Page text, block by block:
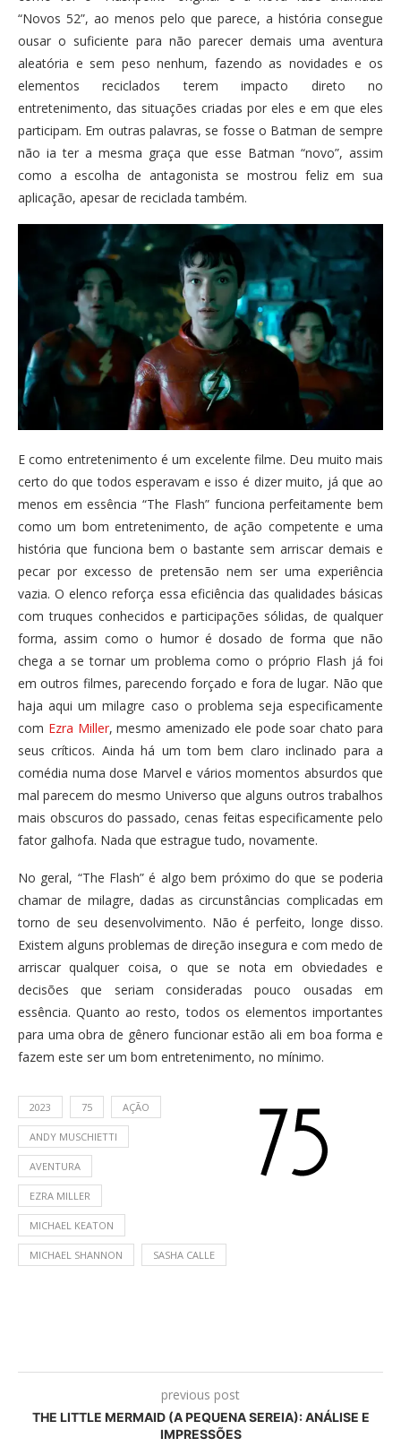
“Novos 52”, ao menos pelo que parece, a história consegue
ousar o suficiente para não parecer demais uma aventura
aleatória e sem peso nenhum, fazendo as novidades e os
elementos reciclados terem impacto direto no
entretenimento, das situações criadas por eles e em que eles
participam. Em outras palavras, se fosse o Batman de sempre
não ia ter a mesma graça que esse Batman “novo”, assim
como a escolha de antagonista se mostrou feliz em sua
aplicação, apesar de reciclada também.
E como entretenimento é um excelente filme. Deu muito mais
certo do que todos esperavam e isso é dizer muito, já que ao
menos em essência “The Flash” funciona perfeitamente bem
como um bom entretenimento, de ação competente e uma
história que funciona bem o bastante sem arriscar demais e
pecar por excesso de pretensão nem ser uma experiência
vazia. O elenco reforça essa eficiência das qualidades básicas
com truques conhecidos e participações sólidas, de qualquer
forma, assim como o humor é dosado de forma que não
chega a se tornar um problema como o próprio Flash já foi
em outros filmes, parecendo forçado e fora de lugar. Não que
haja aqui um milagre caso o problema seja especificamente
com Ezra Miller, mesmo amenizado ele pode soar chato para
seus críticos. Ainda há um tom bem claro inclinado para a
comédia numa dose Marvel e vários momentos absurdos que
mal parecem do mesmo Universo que alguns outros trabalhos
mais obscuros do passado, cenas feitas especificamente pelo
fator galhofa. Nada que estrague tudo, novamente.
No geral, “The Flash” é algo bem próximo do que se poderia
chamar de milagre, dadas as circunstâncias complicadas em
torno de seu desenvolvimento. Não é perfeito, longe disso.
Existem alguns problemas de direção insegura e com medo de
arriscar qualquer coisa, o que se nota em obviedades e
decisões que seriam consideradas pouco ousadas em
essência. Quanto ao resto, todos os elementos importantes
para uma obra de gênero funcionar estão ali em boa forma e
fazem este ser um bom entretenimento, no mínimo.
2023 75 AÇÃO
ANDY MUSCHIETTI
AVENTURA
EZRA MILLER
MICHAEL KEATON
MICHAEL SHANNON SASHA CALLE
previous post
THE LITTLE MERMAID (A PEQUENA SEREIA): ANÁLISE E
IMPRESSÕES